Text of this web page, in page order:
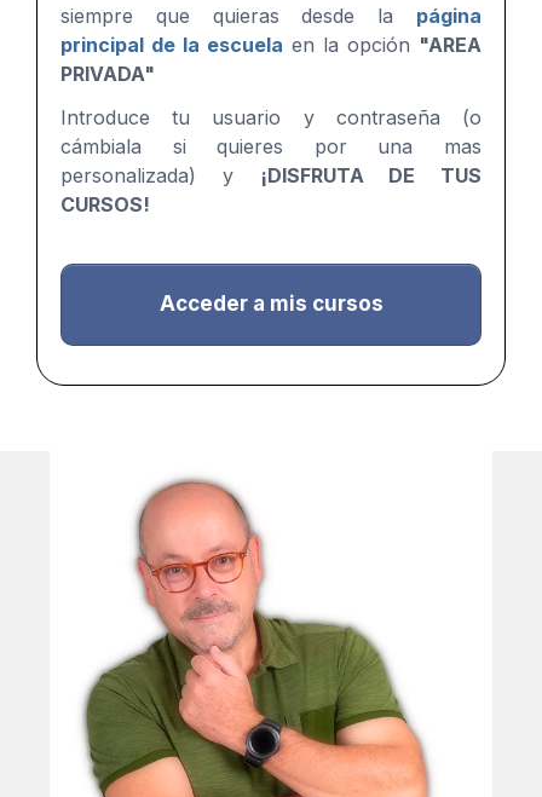
siempre que quieras desde la
página
principal de la escuela en la opción "AREA
PRIVADA"
Introduce tu usuario y contraseña (o
cámbiala si quieres por una mas
personalizada) y
¡DISFRUTA DE TUS
CURSOS!
Acceder a mis cursos